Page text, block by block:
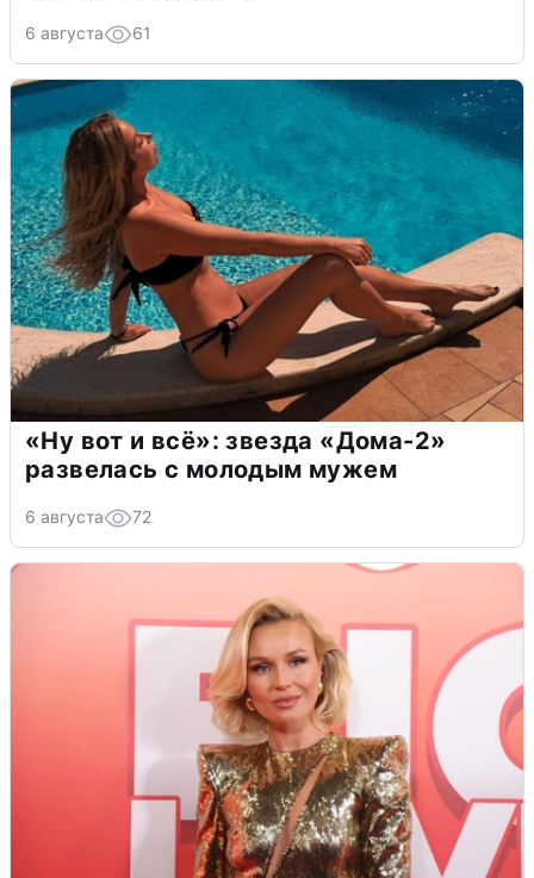
6 августа 61
«Ну вот и всё»: звезда «Дома-2»
развелась с молодым мужем
6 августа 72